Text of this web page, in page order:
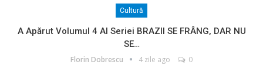
Cultură
A Apărut Volumul 4 Al Seriei BRAZII SE FRÂNG, DAR NU
SE…
Florin Dobrescu 4 zile ago 0